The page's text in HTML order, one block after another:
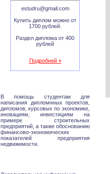
estudru@gmail.com
Купить диплом можно от
1700 рублей.
Раздел диплома от 400
рублей
Подробней »
В помощь студентам для
написания дипломнных проектов,
дипломов, курсовых по экономике,
иновациям, инвестициям на
примере строительных
предприятий, а также обоснованию
финансово-экономических
показателей предприятия
недвижимости.